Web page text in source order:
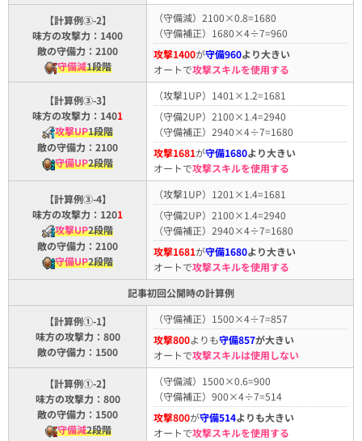
【計算例③-2】
味方の攻撃力：1400
敵の守備力：2100
守備減1段階
（守備減）2100×0.8=1680
（守備補正）1680×4÷7=960
攻撃1400が守備960より大きい
オートで攻撃スキルを使用する
【計算例③-3】
味方の攻撃力：1401
攻撃UP1段階
敵の守備力：2100
守備UP2段階
（攻撃1UP）1401×1.2=1681
（守備2UP）2100×1.4=2940
（守備補正）2940×4÷7=1680
攻撃1681が守備1680より大きい
オートで攻撃スキルを使用する
【計算例③-4】
味方の攻撃力：1201
攻撃UP2段階
敵の守備力：2100
守備UP2段階
（攻撃1UP）1201×1.4=1681
（守備2UP）2100×1.4=2940
（守備補正）2940×4÷7=1680
攻撃1681が守備1680より大きい
オートで攻撃スキルを使用する
記事初回公開時の計算例
【計算例①-1】
味方の攻撃力：800
敵の守備力：1500
（守備補正）1500×4÷7=857
攻撃800よりも守備857が大きい
オートで攻撃スキルは使用しない
【計算例①-2】
味方の攻撃力：800
敵の守備力：1500
守備減2段階
（守備減）1500×0.6=900
（守備補正）900×4÷7=514
攻撃800が守備514よりも大きい
オートで攻撃スキルを使用する